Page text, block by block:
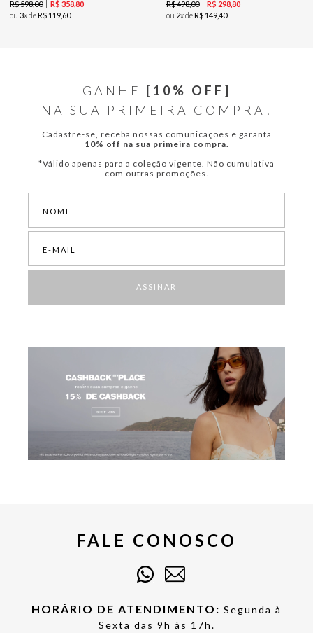
R$598,00 R$ 35880
ou 3x deR$ 119 60
R$498,00 R$ 29880
ou 2x deR$ 14940
GANHE
[10% OFF]
NA SUA PRIMEIRA COMPRA!
Cadastre-se, receba nossas comunicações e garanta
10% off na sua primeira compra.
*Válido apenas para a coleção vigente. Não cumulativa
com outras promoções.
ASSINAR
FALE CONOSCO
HORÁRIO DE ATENDIMENTO: Segunda à
Sexta das 9h às 17h.